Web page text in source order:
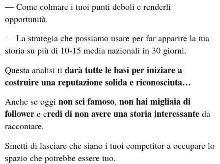
— Come colmare i tuoi punti deboli e renderli
opportunità.
— La strategia che possiamo usare per far apparire la tua
storia su più di 10-15 media nazionali in 30 giorni.
Questa analisi ti darà tutte le basi per iniziare a
costruire una reputazione solida e riconosciuta…
Anche se oggi non sei famoso, non hai migliaia di
follower e credi di non avere una storia interessante da
raccontare.
Smetti di lasciare che siano i tuoi competitor a occupare lo
spazio che potrebbe essere tuo.